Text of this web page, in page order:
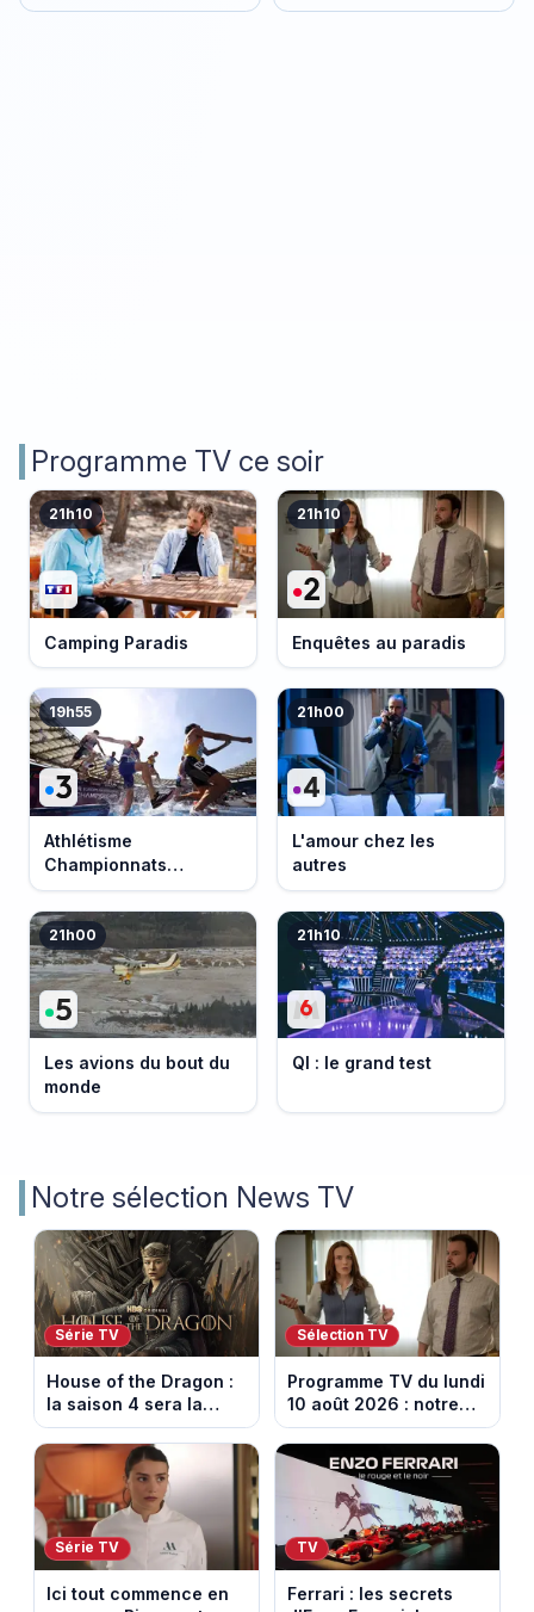
Programme TV ce soir
21h10
Camping Paradis
21h10
Enquêtes au paradis
19h55
Athlétisme
Championnats
d'Europe 2026
21h00
L'amour chez les
autres
21h00
Les avions du bout du
monde
21h10
QI : le grand test
Notre sélection News TV
Série TV
House of the Dragon :
la saison 4 sera la
dernière, mais il faudra
attendre 2028
Sélection TV
Programme TV du lundi
10 août 2026 : notre
sélection pour votre
soirée télé
Série TV
Ici tout commence en
TV
Ferrari : les secrets